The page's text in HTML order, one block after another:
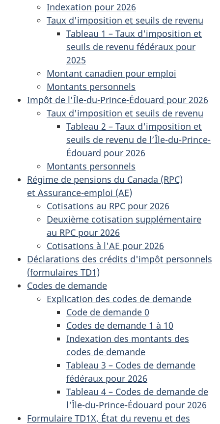
Indexation pour 2026
Taux d'imposition et seuils de revenu
Tableau 1 – Taux d'imposition et
seuils de revenu fédéraux pour
2025
Montant canadien pour emploi
Montants personnels
Impôt de l’Île-du-Prince-Édouard pour 2026
Taux d'imposition et seuils de revenu
Tableau 2 – Taux d'imposition et
seuils de revenu de l’Île-du-Prince-
Édouard pour 2026
Montants personnels
Régime de pensions du Canada (RPC)
et Assurance-emploi (AE)
Cotisations au RPC pour 2026
Deuxième cotisation supplémentaire
au RPC pour 2026
Cotisations à l'AE pour 2026
Déclarations des crédits d'impôt personnels
(formulaires TD1)
Codes de demande
Explication des codes de demande
Code de demande 0
Codes de demande 1 à 10
Indexation des montants des
codes de demande
Tableau 3 – Codes de demande
fédéraux pour 2026
Tableau 4 – Codes de demande de
l'Île-du-Prince-Édouard pour 2026
Formulaire TD1X, État du revenu et des